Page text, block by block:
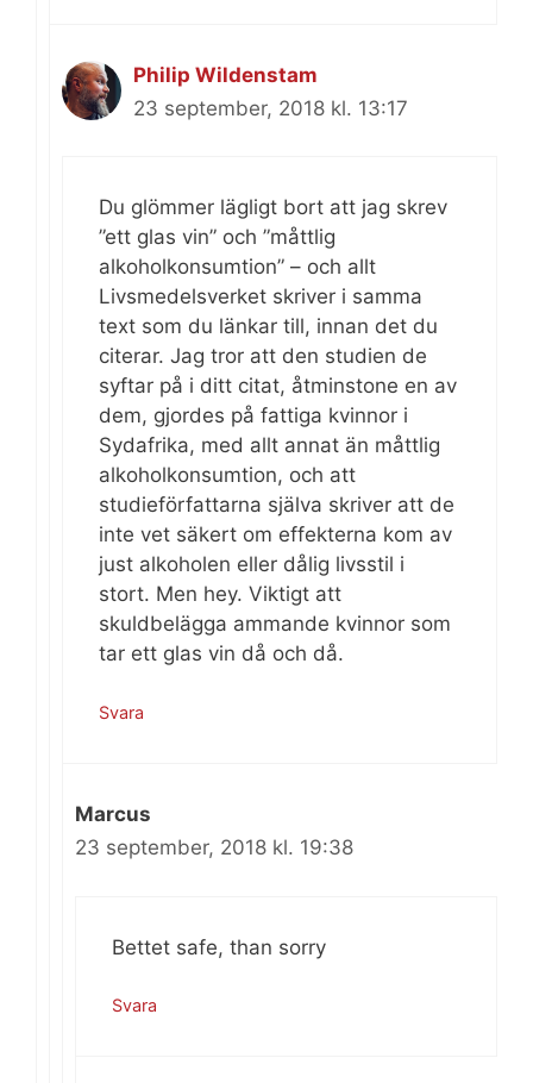
Philip Wildenstam
23 september, 2018 kl. 13:17
Du glömmer lägligt bort att jag skrev
”ett glas vin” och ”måttlig
alkoholkonsumtion” – och allt
Livsmedelsverket skriver i samma
text som du länkar till, innan det du
citerar. Jag tror att den studien de
syftar på i ditt citat, åtminstone en av
dem, gjordes på fattiga kvinnor i
Sydafrika, med allt annat än måttlig
alkoholkonsumtion, och att
studieförfattarna själva skriver att de
inte vet säkert om effekterna kom av
just alkoholen eller dålig livsstil i
stort. Men hey. Viktigt att
skuldbelägga ammande kvinnor som
tar ett glas vin då och då.
Svara
Marcus
23 september, 2018 kl. 19:38
Bettet safe, than sorry
Svara